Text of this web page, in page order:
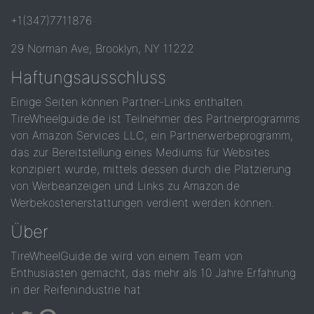
+1(347)7711876
29 Norman Ave, Brooklyn, NY 11222
Haftungsausschluss
Einige Seiten können Partner-Links enthalten.
TireWheelguide.de ist Teilnehmer des Partnerprogramms
von Amazon Services LLC, ein Partnerwerbeprogramm,
das zur Bereitstellung eines Mediums für Websites
konzipiert wurde, mittels dessen durch die Platzierung
von Werbeanzeigen und Links zu Amazon.de
Werbekostenerstattungen verdient werden können.
Über
TireWheelGuide.de wird von einem Team von
Enthusiasten gemacht, das mehr als 10 Jahre Erfahrung
in der Reifenindustrie hat